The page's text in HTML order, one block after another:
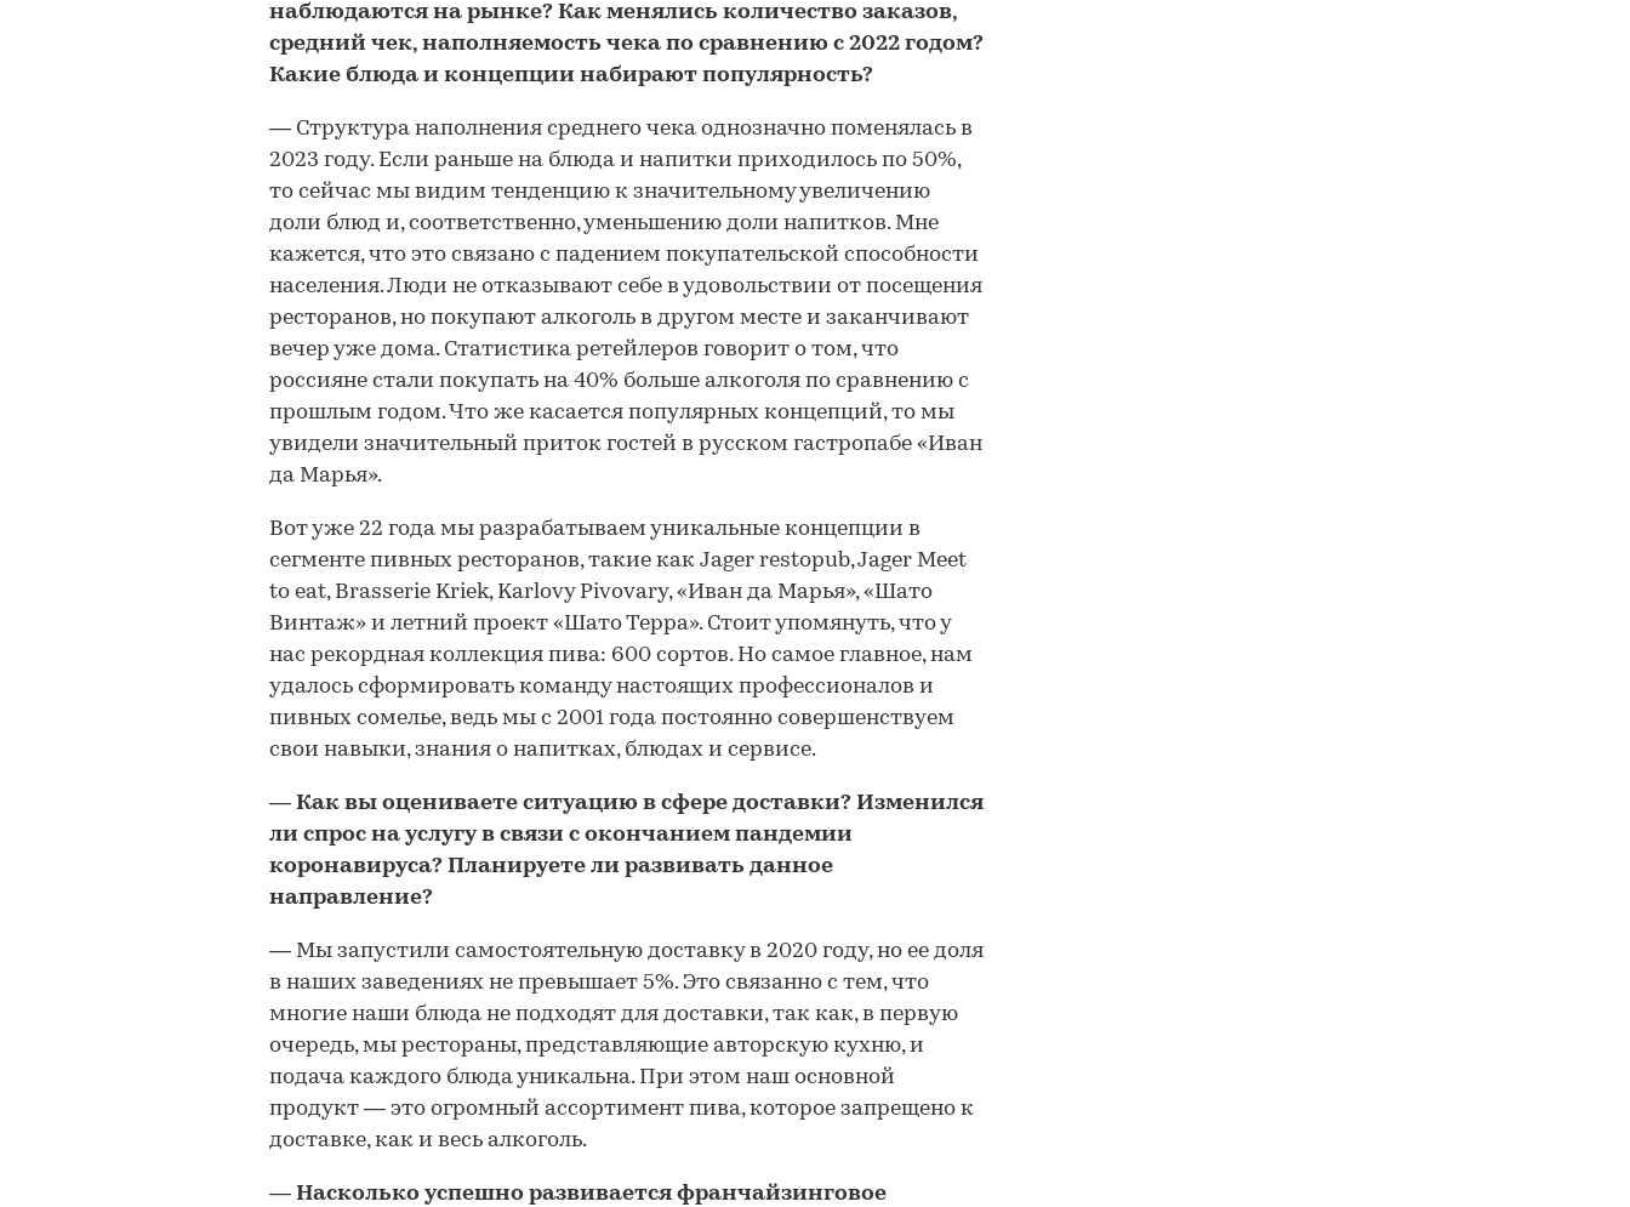
наблюдаются на рынке? Как менялись количество заказов,
средний чек, наполняемость чека по сравнению с 2022 годом?
Какие блюда и концепции набирают популярность?
— Структура наполнения среднего чека однозначно поменялась в
2023 году. Если раньше на блюда и напитки приходилось по 50%,
то сейчас мы видим тенденцию к значительному увеличению
доли блюд и, соответственно, уменьшению доли напитков. Мне
кажется, что это связано с падением покупательской способности
населения. Люди не отказывают себе в удовольствии от посещения
ресторанов, но покупают алкоголь в другом месте и заканчивают
вечер уже дома. Статистика ретейлеров говорит о том, что
россияне стали покупать на 40% больше алкоголя по сравнению с
прошлым годом. Что же касается популярных концепций, то мы
увидели значительный приток гостей в русском гастропабе «Иван
да Марья».
Вот уже 22 года мы разрабатываем уникальные концепции в
сегменте пивных ресторанов, такие как Jager restopub, Jager Meet
to eat, Brasserie Kriek, Karlovy Pivovary, «Иван да Марья», «Шато
Винтаж» и летний проект «Шато Терра». Стоит упомянуть, что у
нас рекордная коллекция пива: 600 сортов. Но самое главное, нам
удалось сформировать команду настоящих профессионалов и
пивных сомелье, ведь мы с 2001 года постоянно совершенствуем
свои навыки, знания о напитках, блюдах и сервисе.
— Как вы оцениваете ситуацию в сфере доставки? Изменился
ли спрос на услугу в связи с окончанием пандемии
коронавируса? Планируете ли развивать данное
направление?
— Мы запустили самостоятельную доставку в 2020 году, но ее доля
в наших заведениях не превышает 5%. Это связанно с тем, что
многие наши блюда не подходят для доставки, так как, в первую
очередь, мы рестораны, представляющие авторскую кухню, и
подача каждого блюда уникальна. При этом наш основной
продукт — это огромный ассортимент пива, которое запрещено к
доставке, как и весь алкоголь.
— Насколько успешно развивается франчайзинговое